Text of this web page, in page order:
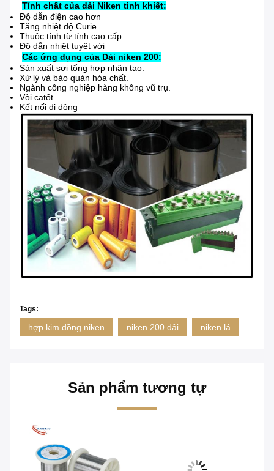
Tính chất của dải Niken tinh khiết:
Độ dẫn điện cao hơn
Tăng nhiệt độ Curie
Thuộc tính từ tính cao cấp
Độ dẫn nhiệt tuyệt vời
Các ứng dụng của Dải niken 200:
Sản xuất sợi tổng hợp nhân tạo.
Xử lý và bảo quản hóa chất.
Ngành công nghiệp hàng không vũ trụ.
Vòi catốt
Kết nối di động
Tags:
hợp kim đồng niken niken 200 dải niken lá
Sản phẩm tương tự